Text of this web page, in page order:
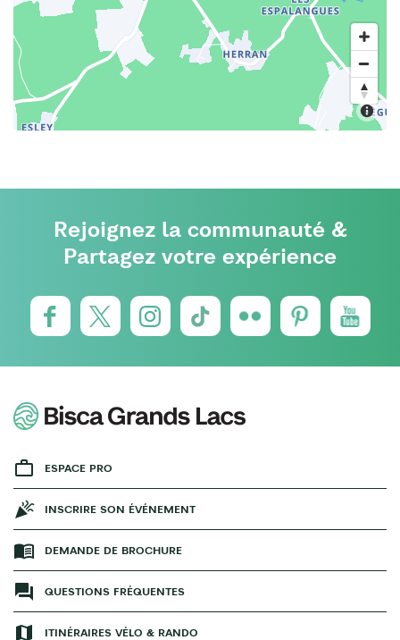
Rejoignez la communauté &
Partagez votre expérience
ESPACE PRO
INSCRIRE SON ÉVÉNEMENT
DEMANDE DE BROCHURE
QUESTIONS FRÉQUENTES
ITINÉRAIRES VÉLO & RANDO